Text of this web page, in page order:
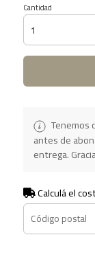
Cantidad
Tenemos
antes de
entrega.
Calculá el